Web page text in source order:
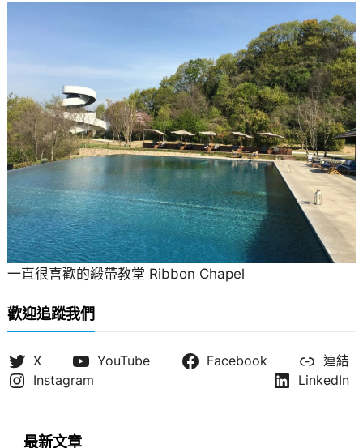
一直很喜歡的緞帶教堂 Ribbon Chapel
歡迎追蹤我們
X YouTube Facebook
連結
Instagram
LinkedIn
最新文章